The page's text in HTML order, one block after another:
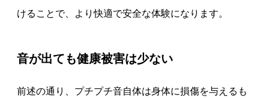
けることで、より快適で安全な体験になります。
音が出ても健康被害は少ない
前述の通り、プチプチ音自体は身体に損傷を与えるも